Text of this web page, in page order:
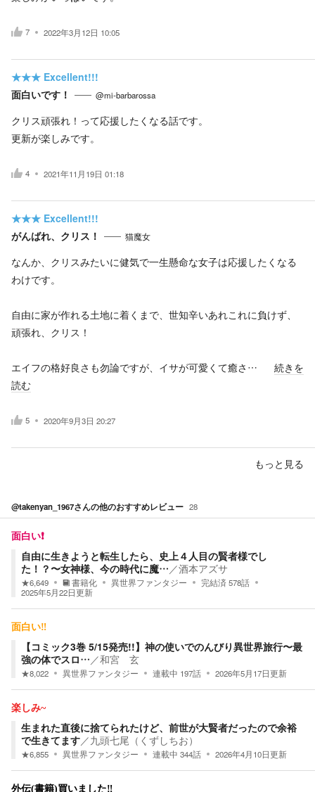
7 2022年3月12日 10:05
★★★ Excellent!!!
面白いです！
@mi-barbarossa
クリス頑張れ！って応援したくなる話です。
更新が楽しみです。
4 2021年11月19日 01:18
★★★ Excellent!!!
がんばれ、クリス！
猫魔女
なんか、クリスみたいに健気で一生懸命な女子は応援したくなる
わけです。
自由に家が作れる土地に着くまで、世知辛いあれこれに負けず、
頑張れ、クリス！
エイフの格好良さも勿論ですが、イサが可愛くて癒さ…
続きを
読む
5 2020年9月3日 20:27
もっと見る
@takenyan_1967さんの他のおすすめレビュー 28
面白い❗️
自由に生きようと転生したら、史上４人目の賢者様でし
た！？〜女神様、今の時代に魔… ／酒本アズサ
★6,649 書籍化 異世界ファンタジー 完結済 578話
2025年5月22日更新
面白い‼️
【コミック3巻 5/15発売!!】神の使いでのんびり異世界旅行〜最
強の体でスロ… ／和宮 玄
★8,022 異世界ファンタジー 連載中 197話 2026年5月17日更新
楽しみ~
生まれた直後に捨てられたけど、前世が大賢者だったので余裕
で生きてます／九頭七尾（くずしちお）
★6,855 異世界ファンタジー 連載中 344話 2026年4月10日更新
外伝(書籍)買いました‼